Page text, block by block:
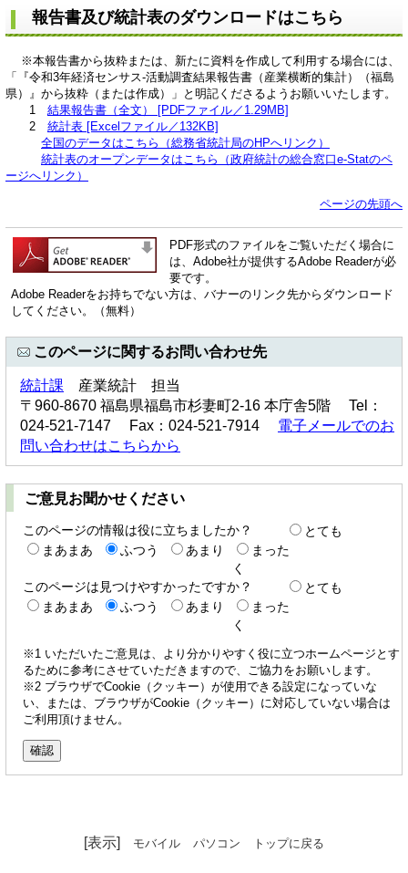
報告書及び統計表のダウンロードはこちら
※本報告書から抜粋または、新たに資料を作成して利用する場合には、
「『令和3年経済センサス-活動調査結果報告書（産業横断的集計）（福島
県）』から抜粋（または作成）」と明記くださるようお願いいたします。
1 結果報告書（全文） [PDFファイル／1.29MB]
2 統計表 [Excelファイル／132KB]
全国のデータはこちら（総務省統計局のHPへリンク）
統計表のオープンデータはこちら（政府統計の総合窓口e-Statのペ
ージへリンク）
ページの先頭へ
PDF形式のファイルをご覧いただく場合に
は、Adobe社が提供するAdobe Readerが必
要です。
Adobe Readerをお持ちでない方は、バナーのリンク先からダウンロード
してください。（無料）
このページに関するお問い合わせ先
統計課 産業統計 担当
〒960-8670 福島県福島市杉妻町2-16 本庁舎5階 Tel：
024-521-7147 Fax：024-521-7914 電子メールでのお
問い合わせはこちらから
ご意見お聞かせください
このページの情報は役に立ちましたか？
とても
まあまあ
ふつう あまり
まった
く
このページは見つけやすかったですか？
とても
まあまあ
ふつう あまり
まった
く
※1 いただいたご意見は、より分かりやすく役に立つホームページとす
るために参考にさせていただきますので、ご協力をお願いします。
※2 ブラウザでCookie（クッキー）が使用できる設定になっていな
い、または、ブラウザがCookie（クッキー）に対応していない場合は
ご利用頂けません。
[表示] モバイル パソコン トップに戻る